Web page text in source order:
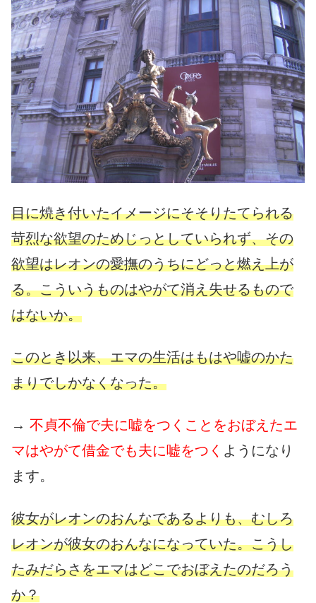
目に焼き付いたイメージにそそりたてられる
苛烈な欲望のためじっとしていられず、その
欲望はレオンの愛撫のうちにどっと燃え上が
る。こういうものはやがて消え失せるもので
はないか。
このとき以来、エマの生活はもはや嘘のかた
まりでしかなくなった。
→ 不貞不倫で夫に嘘をつくことをおぼえたエ
マはやがて借金でも夫に嘘をつく ようになり
ます。
彼女がレオンのおんなであるよりも、むしろ
レオンが彼女のおんなになっていた。こうし
たみだらさをエマはどこでおぼえたのだろう
か？